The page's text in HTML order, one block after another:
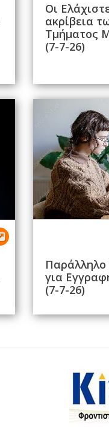
Οι
ακρίβεια
Τμήματος
(7-7-26)
για
(7-7-26)